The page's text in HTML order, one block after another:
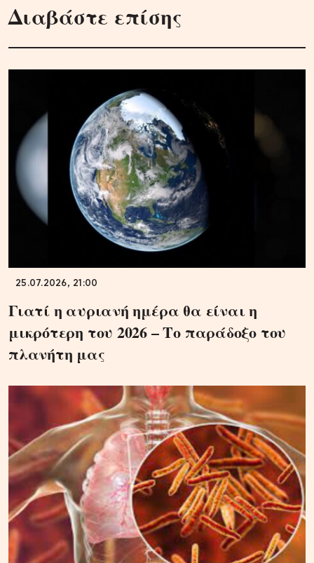
Διαβάστε επίσης
25.07.2026, 21:00
Γιατί η αυριανή ημέρα θα είναι η
μικρότερη του 2026 – Το παράδοξο του
πλανήτη μας